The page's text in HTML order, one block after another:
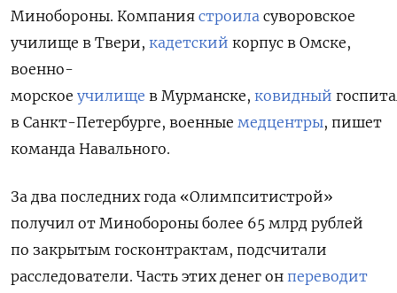
Минобороны. Компания строила суворовское
училище в Твери, кадетский корпус в Омске,
военно-
морское училище в Мурманске, ковидный
в Санкт-Петербурге, военные медцентры, пишет
команда Навального.
За два последних года «Олимпситистрой»
получил от Минобороны более 65 млрд рублей
по закрытым госконтрактам, подсчитали
расследователи. Часть этих денег он переводит